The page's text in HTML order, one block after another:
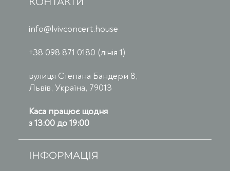
info@lvivconcert.house
+38 098 871 0180 (лінія 1)
вулиця Степана Бандери 8,
Львів, Україна, 79013
Каса працює щодня
з 13:00 до 19:00
ІНФОРМАЦІЯ